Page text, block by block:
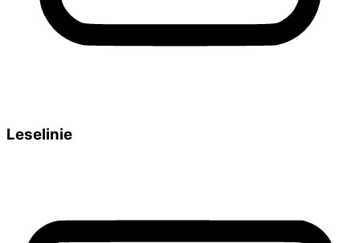
Leselinie